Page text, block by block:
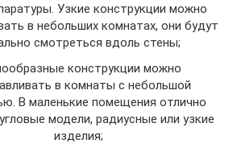
Узкие конструкции можно
в небольших комнатах, они будут
смотреться вдоль стены;
конструкции можно
в комнаты с небольшой
В маленькие помещения отлично
модели, радиусные или узкие
изделия;